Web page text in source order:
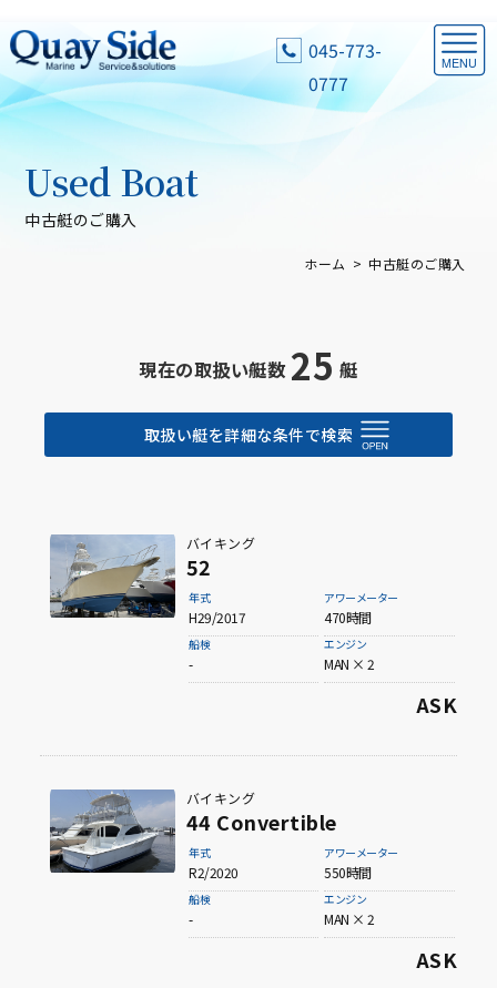
045-773-
0777
中古艇のご購入
Used Boat
ホーム 中古艇のご購入
現在の取扱い艇数 25 艇
取扱い艇を詳細な条件で検索
CABO
Boston Whaler Toyota Marine
Yamaha Suzuki
バイキング
52
年式
H29/2017
アワーメーター
470時間
船検
-
エンジン
MAN × 2
ASK
バイキング
44 Convertible
年式
R2/2020
アワーメーター
550時間
船検
-
エンジン
MAN × 2
ASK